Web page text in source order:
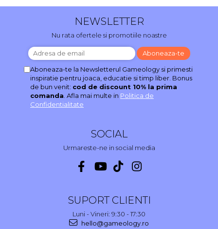
NEWSLETTER
Nu rata ofertele si promotiile noastre
Aboneaza-te la Newsletterul Gameology si primesti
inspiratie pentru joaca, educatie si timp liber. Bonus
de bun venit: cod de discount 10% la prima
comanda. Afla mai multe in Politica de
Confidentialitate
SOCIAL
Urmareste-ne in social media
SUPORT CLIENTI
Luni - Vineri: 9:30 - 17:30
hello@gameology.ro